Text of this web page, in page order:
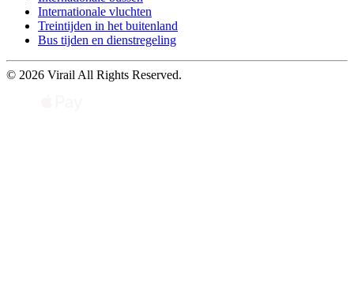
Internationale vluchten
Treintijden in het buitenland
Bus tijden en dienstregeling
© 2026 Virail All Rights Reserved.